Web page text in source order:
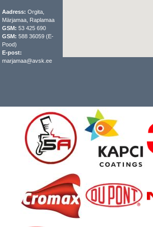
Aadress: Orgita,
Märjamaa, Raplamaa
GSM: 53 425 690
GSM: 588 36059 (E-
Pood)
E-post:
marjamaa@avsk.ee